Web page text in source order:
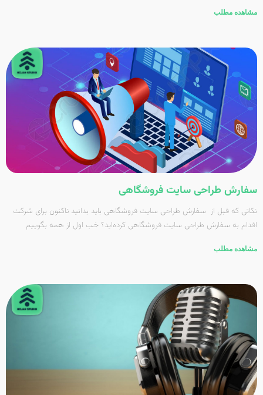
مشاهده مطلب
سفارش طراحی سایت فروشگاهی
نکاتی که قبل از سفارش طراحی سایت فروشگاهی باید بدانید تاکنون برای شرکت
اقدام به سفارش طراحی سایت فروشگاهی کرده‌اید؟ خب اول از همه بگوییم
مشاهده مطلب